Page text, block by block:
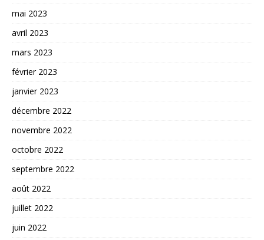
mai 2023
avril 2023
mars 2023
février 2023
janvier 2023
décembre 2022
novembre 2022
octobre 2022
septembre 2022
août 2022
juillet 2022
juin 2022